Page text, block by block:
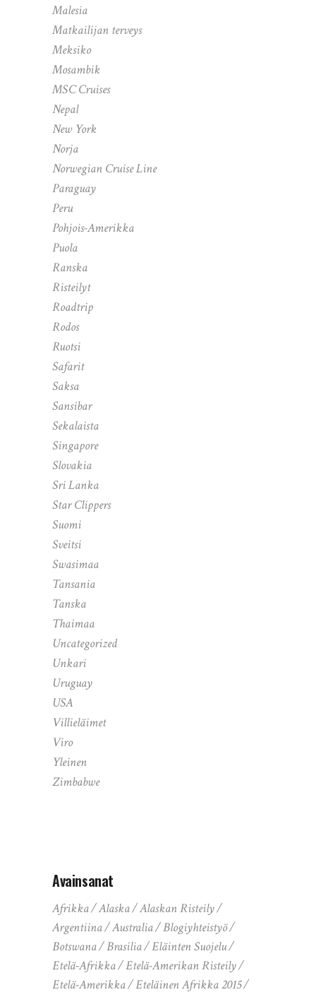
Malesia
Matkailijan terveys
Meksiko
Mosambik
MSC Cruises
Nepal
New York
Norja
Norwegian Cruise Line
Paraguay
Peru
Pohjois-Amerikka
Puola
Ranska
Risteilyt
Roadtrip
Rodos
Ruotsi
Safarit
Saksa
Sansibar
Sekalaista
Singapore
Slovakia
Sri Lanka
Star Clippers
Suomi
Sveitsi
Swasimaa
Tansania
Tanska
Thaimaa
Uncategorized
Unkari
Uruguay
USA
Villieläimet
Viro
Yleinen
Zimbabwe
Avainsanat
Afrikka Alaska
Alaskan Risteily
Argentiina
Australia
Blogiyhteistyö
Botswana
Brasilia
Eläinten Suojelu
Etelä-Afrikka
Etelä-Amerikan Risteily
Etelä-Amerikka
Eteläinen Afrikka 2015